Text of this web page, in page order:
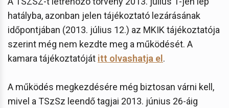
hatályba, azonban jelen tájékoztató lezárásának
időpontjában (2013. július 12.) az MKIK tájékoztatója
szerint még nem kezdte meg a működését. A
kamara tájékoztatóját itt olvashatja el.
A működés megkezdésére még biztosan várni kell,
mivel a TSzSz leendő tagjai 2013. június 26-áig